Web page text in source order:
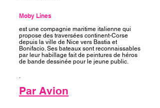
Moby Lines
est une compagnie maritime italienne qui
propose des traversées continent-Corse
depuis la ville de Nice vers Bastia et
Bonifacio. Ses bateaux sont reconnaissables
par leur habillage fait de peintures de héros
de bande dessinée pour le jeune public.
.
Par Avion